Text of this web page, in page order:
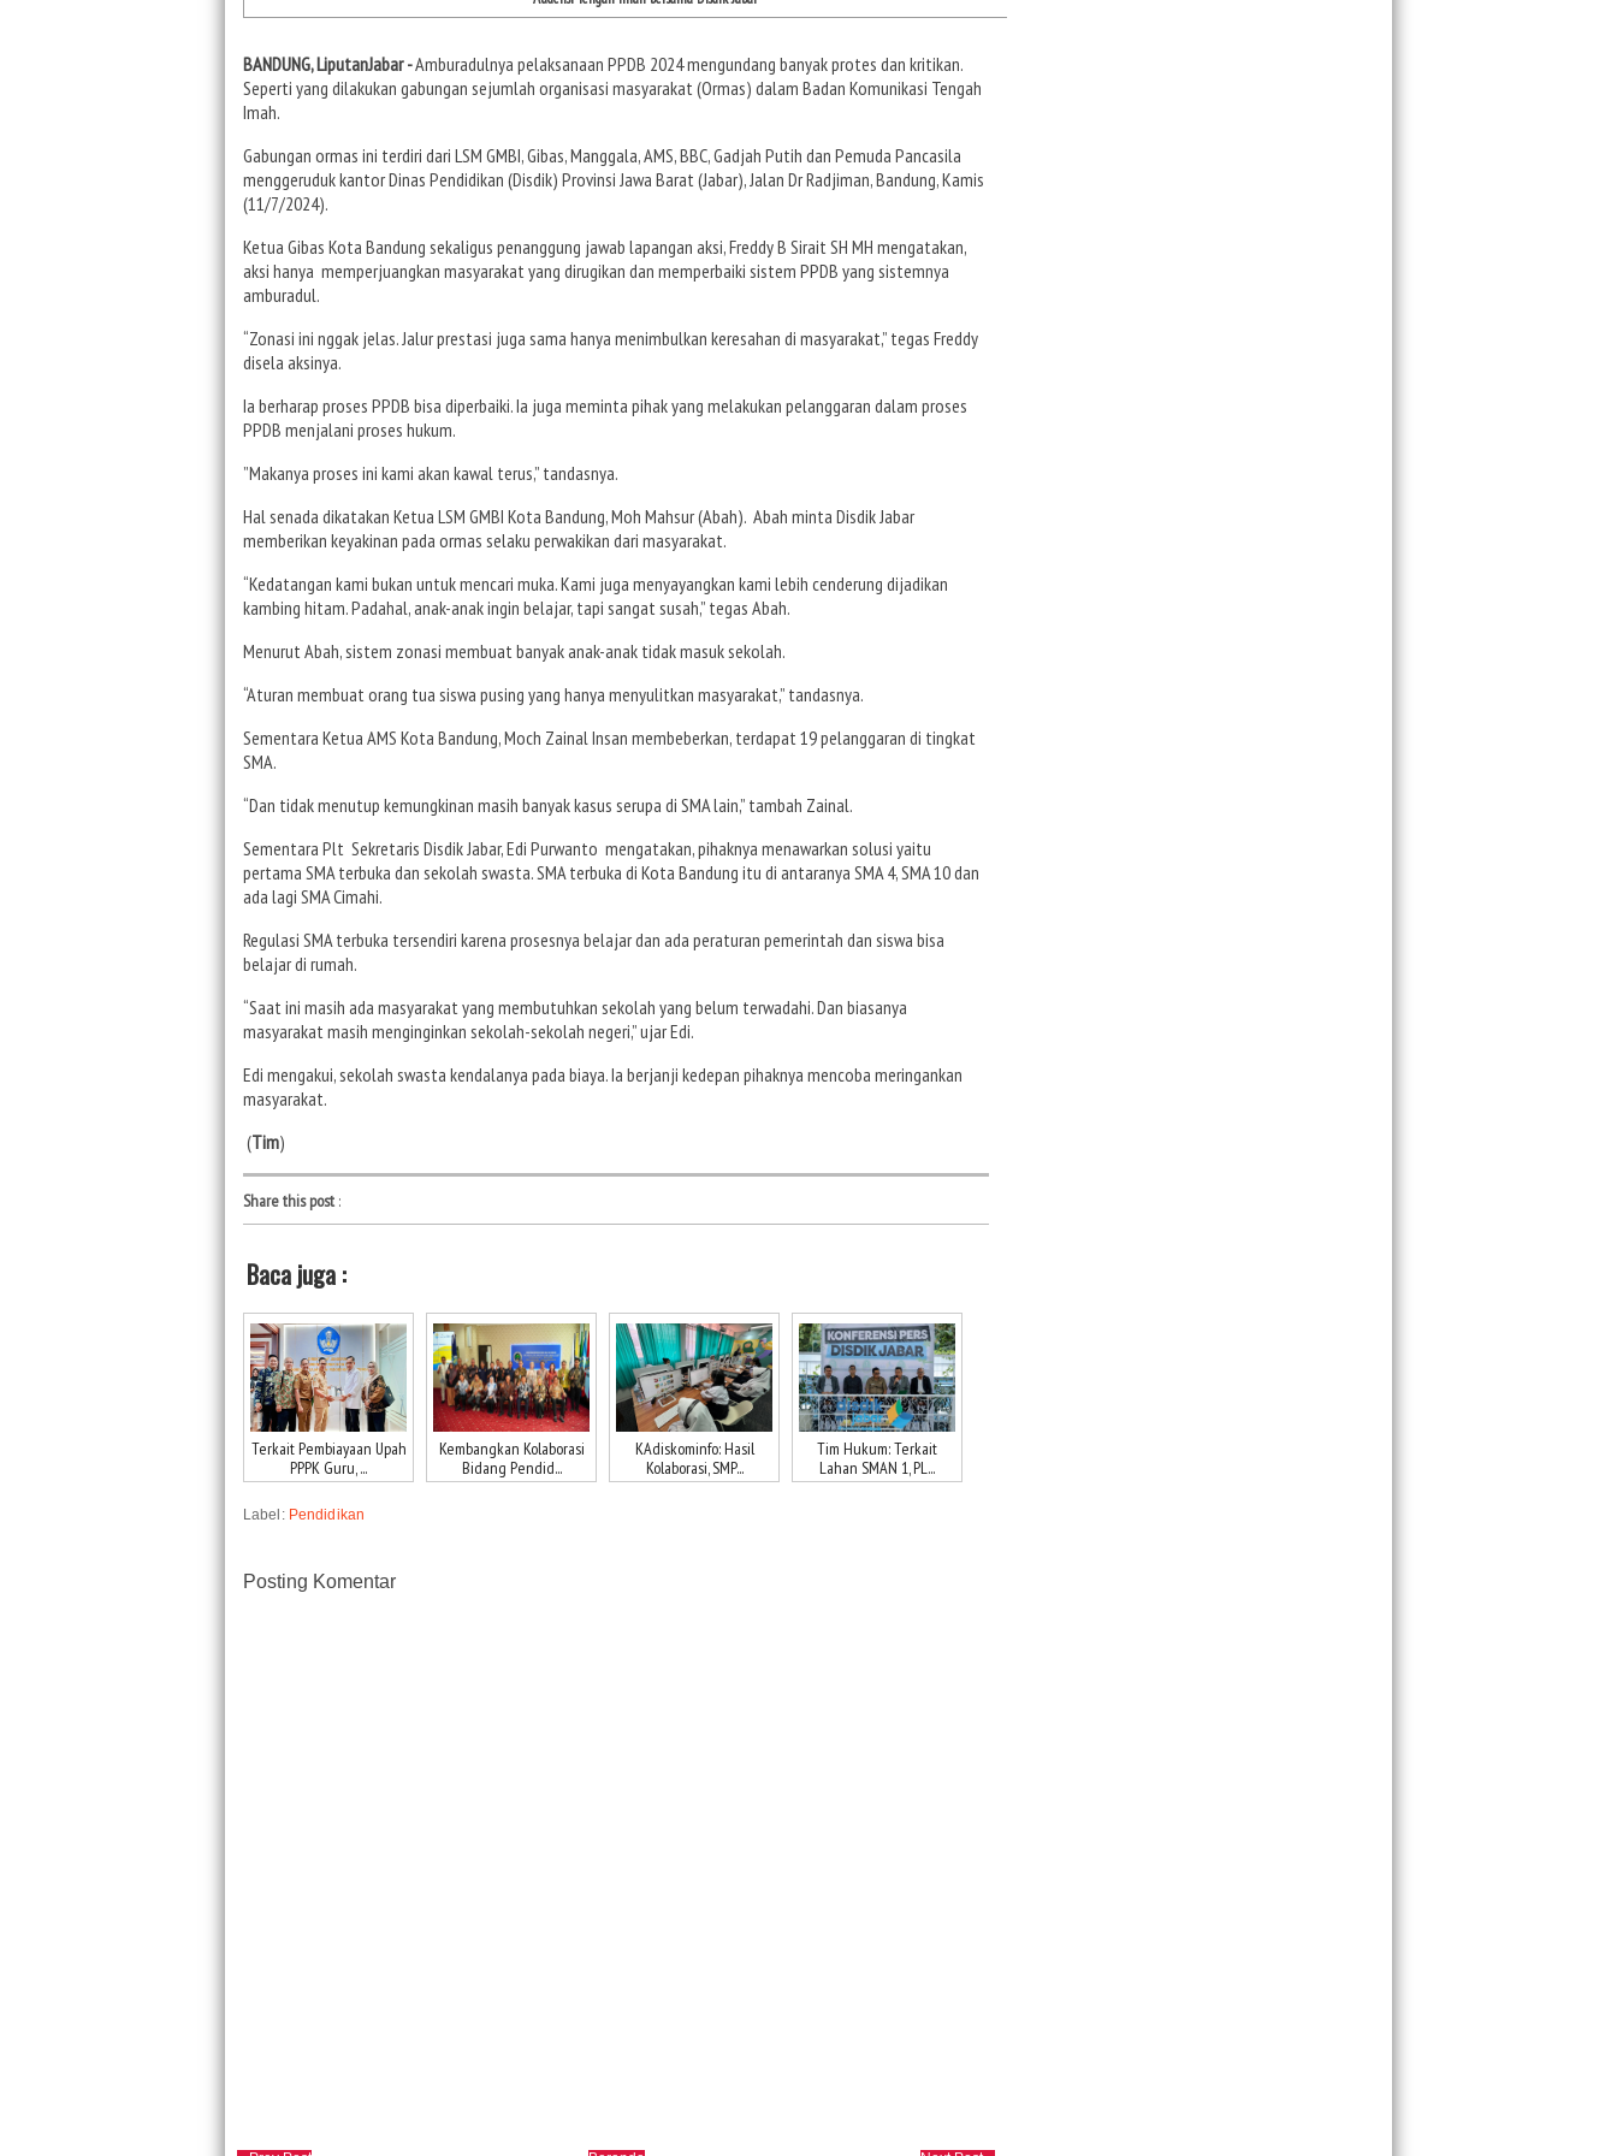
BANDUNG, LiputanJabar -Amburadulnya pelaksanaan PPDB 2024 mengundang banyak protes dan kritikan.
Seperti yang dilakukan gabungan sejumlah organisasi masyarakat (Ormas) dalam Badan Komunikasi Tengah
Imah.
Gabungan ormas ini terdiri dari LSM GMBI, Gibas, Manggala, AMS, BBC, Gadjah Putih dan Pemuda Pancasila
menggeruduk kantor Dinas Pendidikan (Disdik) Provinsi Jawa Barat (Jabar), Jalan Dr Radjiman, Bandung, Kamis
(11/7/2024).
Ketua Gibas Kota Bandung sekaligus penanggung jawab lapangan aksi, Freddy B Sirait SH MH mengatakan,
aksi hanya memperjuangkan masyarakat yang dirugikan dan memperbaiki sistem PPDB yang sistemnya
amburadul.
“Zonasi ini nggak jelas. Jalur prestasi juga sama hanya menimbulkan keresahan di masyarakat,” tegas Freddy
disela aksinya.
Ia berharap proses PPDB bisa diperbaiki. Ia juga meminta pihak yang melakukan pelanggaran dalam proses
PPDB menjalani proses hukum.
”Makanya proses ini kami akan kawal terus,” tandasnya.
Hal senada dikatakan Ketua LSM GMBI Kota Bandung, Moh Mahsur (Abah). Abah minta Disdik Jabar
memberikan keyakinan pada ormas selaku perwakikan dari masyarakat.
“Kedatangan kami bukan untuk mencari muka. Kami juga menyayangkan kami lebih cenderung dijadikan
kambing hitam. Padahal, anak-anak ingin belajar, tapi sangat susah,” tegas Abah.
Menurut Abah, sistem zonasi membuat banyak anak-anak tidak masuk sekolah.
“Aturan membuat orang tua siswa pusing yang hanya menyulitkan masyarakat,” tandasnya.
Sementara Ketua AMS Kota Bandung, Moch Zainal Insan membeberkan, terdapat 19 pelanggaran di tingkat
SMA.
“Dan tidak menutup kemungkinan masih banyak kasus serupa di SMA lain,” tambah Zainal.
Sementara Plt Sekretaris Disdik Jabar, Edi Purwanto mengatakan, pihaknya menawarkan solusi yaitu
pertama SMA terbuka dan sekolah swasta. SMA terbuka di Kota Bandung itu di antaranya SMA 4, SMA 10 dan
ada lagi SMA Cimahi.
Regulasi SMA terbuka tersendiri karena prosesnya belajar dan ada peraturan pemerintah dan siswa bisa
belajar di rumah.
“Saat ini masih ada masyarakat yang membutuhkan sekolah yang belum terwadahi. Dan biasanya
masyarakat masih menginginkan sekolah-sekolah negeri,” ujar Edi.
Edi mengakui, sekolah swasta kendalanya pada biaya. Ia berjanji kedepan pihaknya mencoba meringankan
masyarakat.
(Tim)
Share this post:
Baca juga :
Terkait Pembiayaan Upah
PPPK Guru, ...
Kembangkan Kolaborasi
Bidang Pendid...
KAdiskominfo: Hasil
Kolaborasi, SMP...
Tim Hukum: Terkait
Lahan SMAN 1, PL...
Label: Pendidikan
Posting Komentar